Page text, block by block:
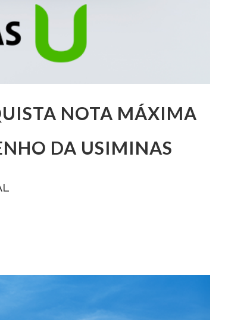
NOTA MÁXIMA
DA USIMINAS